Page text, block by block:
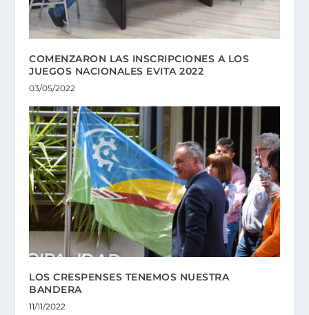
COMENZARON LAS INSCRIPCIONES A LOS
JUEGOS NACIONALES EVITA 2022
03/05/2022
LOS CRESPENSES TENEMOS NUESTRA
BANDERA
11/11/2022